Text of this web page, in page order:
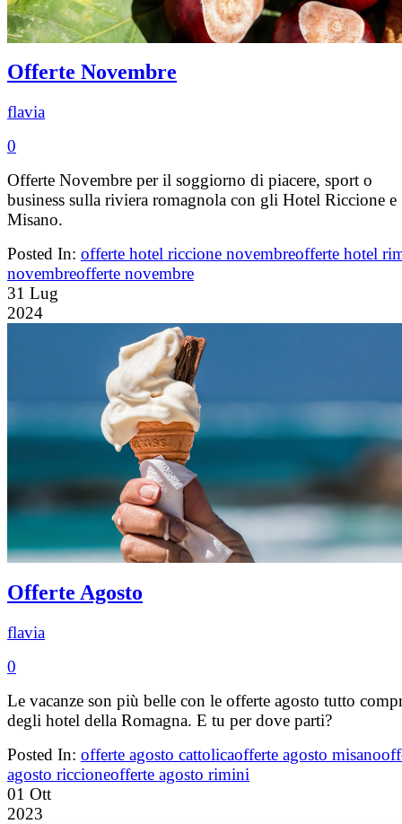
Offerte Novembre
flavia
0
Offerte Novembre per il soggiorno di piacere, sport o
business sulla riviera romagnola con gli Hotel Riccione e
Misano.
Posted In: offerte hotel riccione novembreofferte hotel
novembreofferte novembre
31 Lug
2024
Offerte Agosto
flavia
0
Le vacanze son più belle con le offerte agosto tutto
degli hotel della Romagna. E tu per dove parti?
Posted In: offerte agosto cattolicaofferte agosto misano
agosto riccioneofferte agosto rimini
01 Ott
2023